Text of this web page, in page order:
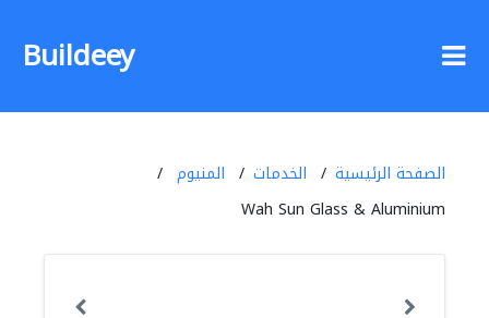
Buildeey
الصفحة الرئيسية الخدمات
المنيوم
Wah Sun Glass & Aluminium